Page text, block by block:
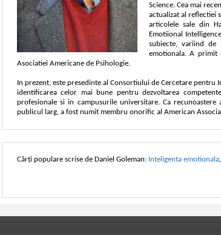
Science. Cea mai
actualizat al reflectiei
articolele sale din
Emotiional
subiecte, variind de
emotionala. A primit
Asociatiei Americane de Psihologie.
In prezent, este presedinte al Consortiului de Cercetare
identificarea celor mai bune pentru dezvoltarea
profesionale si in campusurile universitare. Ca
publicul larg, a fost numit membru onorific al American
Cărți populare scrise de Daniel Goleman: Inteligenta emotionala,